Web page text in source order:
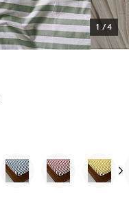
1 /4